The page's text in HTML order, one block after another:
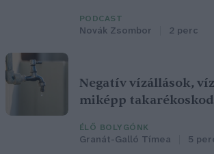
PODCAST
Novák Zsombor 2 perc
Negatív vízállások,
miképp
ÉLŐ BOLYGÓNK
Granát-Galló Tímea 5